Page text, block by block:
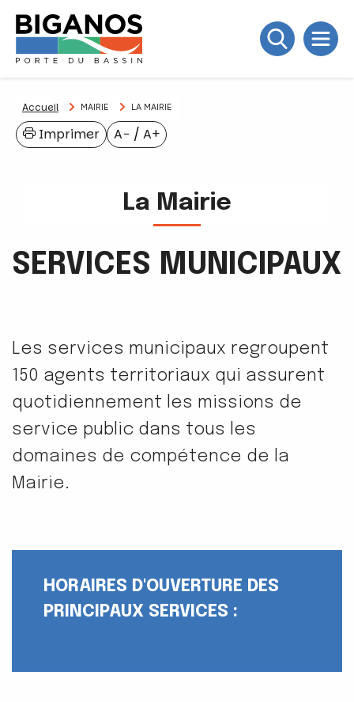
Accueil MAIRIE LA MAIRIE
A− / A+
Imprimer
La Mairie
SERVICES MUNICIPAUX
Les services municipaux regroupent
150 agents territoriaux qui assurent
quotidiennement les missions de
service public dans tous les
domaines de compétence de la
Mairie.
HORAIRES D'OUVERTURE DES
PRINCIPAUX SERVICES :